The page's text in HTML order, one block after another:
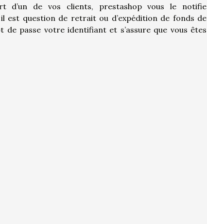
d’un de vos clients, prestashop vous le notifie
est question de retrait ou d’expédition de fonds de
passe votre identifiant et s’assure que vous êtes